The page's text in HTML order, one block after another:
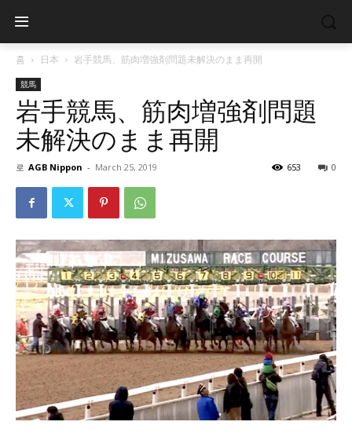
홈 日本 岩手競馬、筋肉増強剤問題未解決のまま再開
競馬
岩手競馬、筋肉増強剤問題
未解決のまま再開
로 AGB Nippon - March 25, 2019 0
653